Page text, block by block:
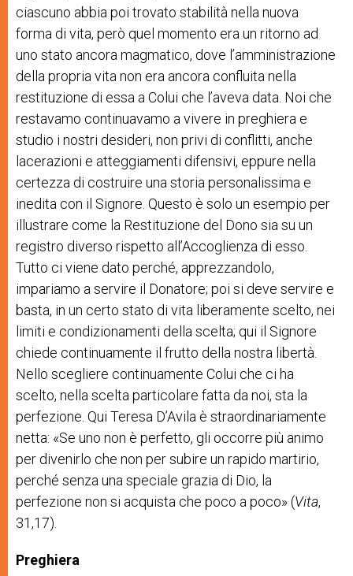
ciascuno abbia poi trovato stabilità nella nuova
forma di vita, però quel momento era un ritorno ad
uno stato ancora magmatico, dove l’amministrazione
della propria vita non era ancora confluita nella
restituzione di essa a Colui che l’aveva data. Noi che
restavamo continuavamo a vivere in preghiera e
studio i nostri desideri, non privi di conflitti, anche
lacerazioni e atteggiamenti difensivi, eppure nella
certezza di costruire una storia personalissima e
inedita con il Signore. Questo è solo un esempio per
illustrare come la Restituzione del Dono sia su un
registro diverso rispetto all’Accoglienza di esso.
Tutto ci viene dato perché, apprezzandolo,
impariamo a servire il Donatore; poi si deve servire e
basta, in un certo stato di vita liberamente scelto, nei
limiti e condizionamenti della scelta; qui il Signore
chiede continuamente il frutto della nostra libertà.
Nello scegliere continuamente Colui che ci ha
scelto, nella scelta particolare fatta da noi, sta la
perfezione. Qui Teresa D’Avila è straordinariamente
netta: «Se uno non è perfetto, gli occorre più animo
per divenirlo che non per subire un rapido martirio,
perché senza una speciale grazia di Dio, la
perfezione non si acquista che poco a poco» (Vita,
31,17).
Preghiera